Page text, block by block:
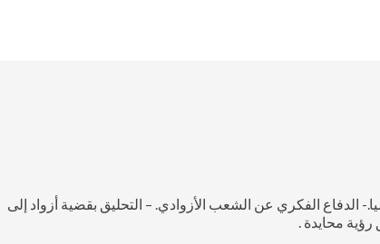
الدفاع الفكري عن الشعب الأزوادي. – التحليق بقضية أزواد إلى
محايدة .